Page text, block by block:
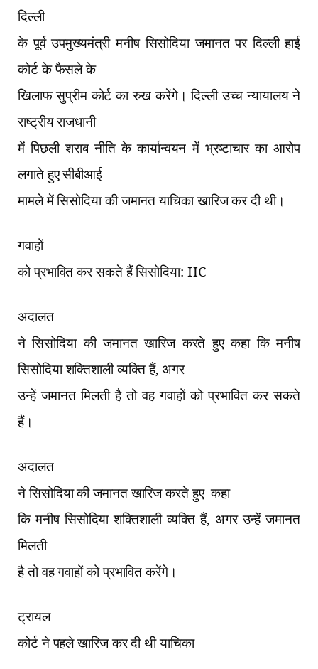
दिल्ली
के पूर्व उपमुख्यमंत्री मनीष सिसोदिया जमानत पर दिल्ली हाई
कोर्ट के फैसले के
खिलाफ सुप्रीम कोर्ट का रुख करेंगे। दिल्ली उच्च न्यायालय ने
राष्ट्रीय राजधानी
में पिछली शराब नीति के कार्यान्वयन में भ्रष्टाचार का आरोप
लगाते हुए सीबीआई
मामले में सिसोदिया की जमानत याचिका खारिज कर दी थी।
गवाहों
को प्रभावित कर सकते हैं सिसोदिया: HC
अदालत
ने सिसोदिया की जमानत खारिज करते हुए कहा कि मनीष
सिसोदिया शक्तिशाली व्यक्ति हैं,अगर
उन्हें जमानत मिलती है तो वह गवाहों को प्रभावित कर सकते
हैं।
अदालत
ने सिसोदिया की जमानत खारिज करते हुए कहा
कि मनीष सिसोदिया शक्तिशाली व्यक्ति हैं, अगर उन्हें जमानत
मिलती
है तो वह गवाहों को प्रभावित करेंगे।
ट्रायल
कोर्ट ने पहले खारिज कर दी थी याचिका